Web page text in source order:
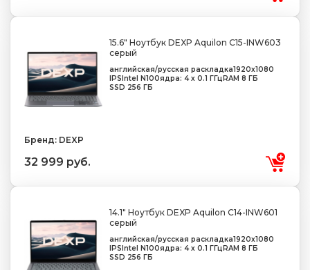
15.6" Ноутбук DEXP Aquilon C15-INW603
серый
английская/русская раскладка1920x1080
IPS Intel N100ядра: 4 х 0.1 ГГц RAM 8 ГБ
SSD 256 ГБ
Бренд: DEXP
32 999 руб.
14.1" Ноутбук DEXP Aquilon C14-INW601
серый
английская/русская раскладка1920x1080
IPSIntel N100ядра: 4 х 0.1 ГГцRAM 8 ГБ
SSD 256 ГБ